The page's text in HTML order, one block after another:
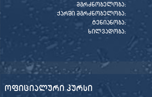
მგრძნობელობა:
ქარში მგრძნობელობა:
ტენიანობა:
ხილვადობა:
ოფიციალური კურსი